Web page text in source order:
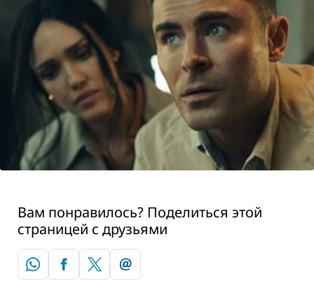
Вам понравилось? Поделиться этой
страницей с друзьями